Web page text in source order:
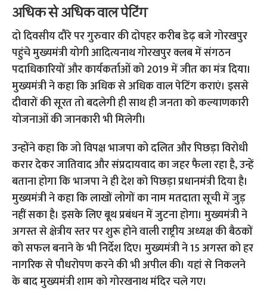
अधिक से अधिक वाल पेटिंग
दो दिवसीय दौरे पर गुरुवार की दोपहर करीब डेढ़ बजे गोरखपुर
पहुंचे मुख्यमंत्री योगी आदित्यनाथ गोरखपुर क्लब में संगठन
पदाधिकारियों और कार्यकर्ताओं को 2019 में जीत का मंत्र दिया।
मुख्यमंत्री ने कहा कि अधिक से अधिक वाल पेटिंग कराएं। इससे
दीवारों की सूरत तो बदलेगी ही साथ ही जनता को कल्याणकारी
योजनाओं की जानकारी भी मिलेगी।
उन्होंने कहा कि जो विपक्ष भाजपा को दलित और पिछड़ा विरोधी
करार देकर जातिवाद और संप्रदायवाद का जहर फैला रहा है, उन्हें
बताना होगा कि भाजपा ने ही देश को पिछड़ा प्रधानमंत्री दिया है।
मुख्यमंत्री ने कहा कि लाखों लोगों का नाम मतदाता सूची में जुड़
नहीं सका है। इसके लिए बूथ प्रबंधन में जुटना होगा। मुख्यमंत्री ने
अगस्त से क्षेत्रीय स्तर पर शुरू होने वाली राष्ट्रीय अध्यक्ष की बैठकों
को सफल बनाने के भी निर्देश दिए। मुख्यमंत्री ने 15 अगस्त को हर
नागरिक से पौधरोपण करने की भी अपील की। यहां से निकलने
के बाद मुख्यमंत्री शाम को गोरखनाथ मंदिर चले गए।